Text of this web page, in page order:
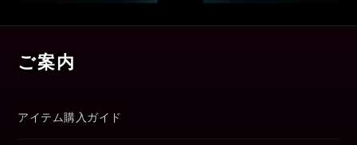
ご案内
アイテム購入ガイド